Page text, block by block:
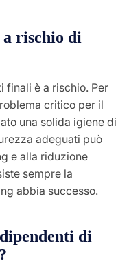
rischio di
finali è a rischio. Per
critico per il
una solida igiene di
adeguati può
e alla riduzione
sempre la
abbia successo.
di